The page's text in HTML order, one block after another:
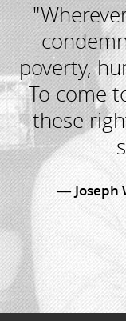
poverty,
To come
these
Joseph